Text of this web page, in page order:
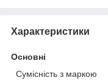
Характеристики
Основні
Сумісність з маркою